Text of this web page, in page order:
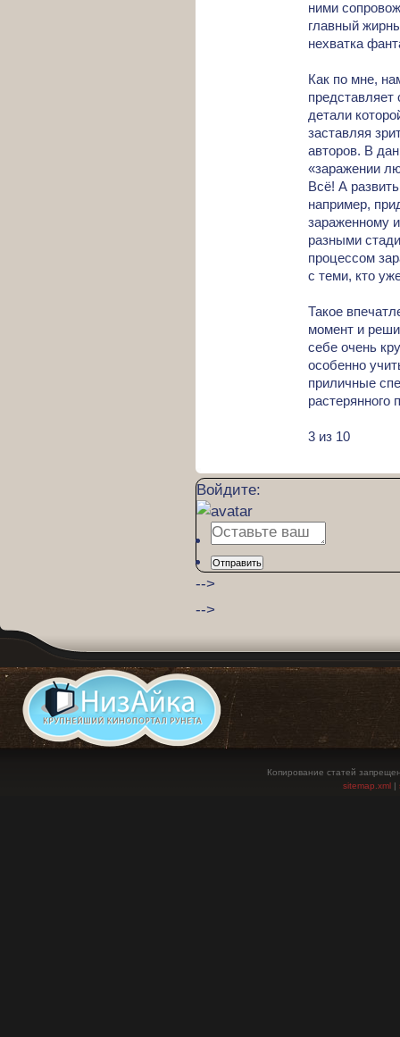
ними
главный
нехватка
Как по мне,
детали
заставляя
авторов. В
«заражении
Всё! А
например,
зараженному
разными
процессом
с теми, кто
Такое
момент и
себе очень
особенно
приличные
растерянного
3 из 10
Войдите:
Отправить
-->
-->
Копирование статей
sitemap.xml |